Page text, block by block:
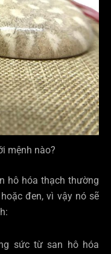
mệnh nào?
hô hóa thạch thường
đen, vì vậy nó sẽ
sức từ san hô hóa